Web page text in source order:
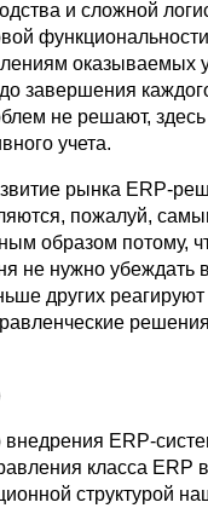
и сложной
оказываемых
завершения
не решают,
учета.
рынка ERP-
пожалуй,
образом потому,
не нужно убеждать в
других реагируют
внедрения ERP-
класса ERP
структурой